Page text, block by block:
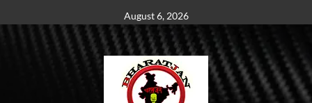
to
August 6, 2026